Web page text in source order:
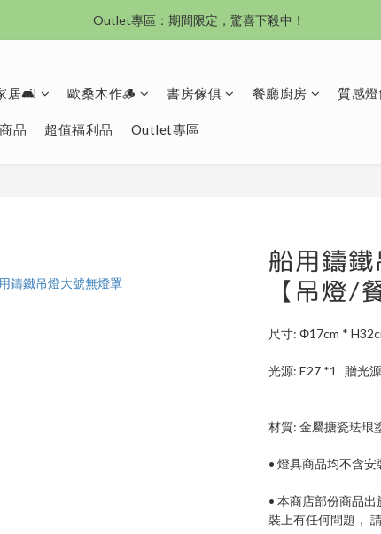
沙發新登場｜想躺就躺，頭等艙到商務艙一次擁有
Outlet專區：期間限定，驚喜下殺中！
居🛋️ 歐桑木作🪵 書房傢俱 餐廳廚房 質感
品 超值福利品 Outlet專區
船用鑄
【吊燈/
尺寸: Φ17cm *
光源: E27 *1   贈
材質: 金屬搪瓷珐琅
• 燈具商品均不含安
• 本商店部份商品
裝上有任何問題，